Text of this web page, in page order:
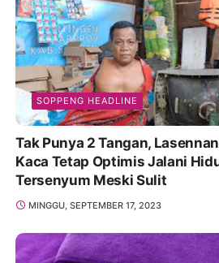
SOPPENG HEADLINE
Tak Punya 2 Tangan,
Kaca Tetap Optimis Jalani
Tersenyum Meski Sulit
MINGGU, SEPTEMBER 17, 2023